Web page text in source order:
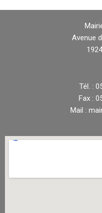
Avenue
Tél. :
Fax :
Mail :